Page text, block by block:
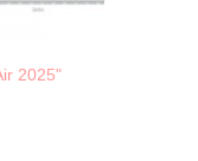
2025"